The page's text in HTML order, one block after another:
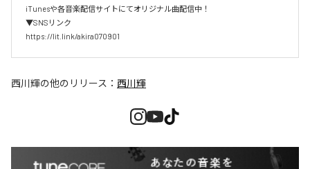
iTunesや各音楽配信サイトにてオリジナル曲配信中！
▼SNSリンク
https://lit.link/akira070901
西川輝の他のリリース： 西川輝